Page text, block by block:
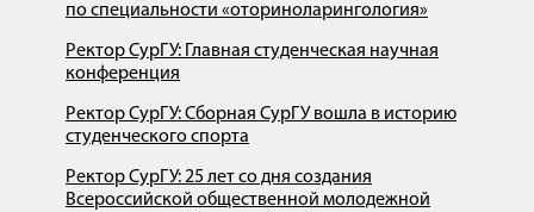
по специальности «оториноларингология»
Ректор СурГУ: Главная студенческая научная
конференция
Ректор СурГУ: Сборная СурГУ вошла в историю
студенческого спорта
Ректор СурГУ: 25 лет со дня создания
Всероссийской общественной молодежной